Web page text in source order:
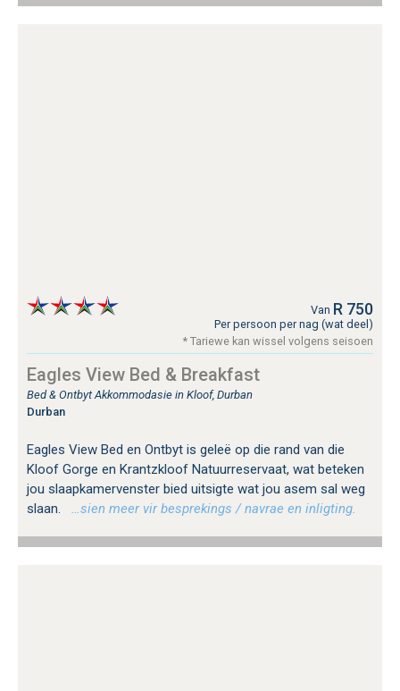
Van R 750
Per persoon per nag (wat deel)
* Tariewe kan wissel volgens seisoen
Eagles View Bed & Breakfast
Bed & Ontbyt Akkommodasie in Kloof, Durban
Durban
Eagles View Bed en Ontbyt is geleë op die rand van die
Kloof Gorge en Krantzkloof Natuurreservaat, wat beteken
jou slaapkamervenster bied uitsigte wat jou asem sal weg
slaan.
…sien meer vir besprekings / navrae en inligting.